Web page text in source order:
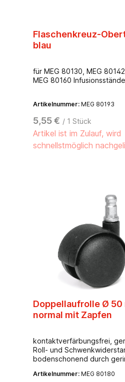
Flaschenkreuz-
blau
für MEG 80130, MEG
MEG 80160
Artikelnummer: MEG 80193
5,55 € / 1 Stück
Artikel ist im Zulauf, wird
schnellstmöglich
Doppellaufrolle Ø 50
normal mit Zapfen
kontaktverfärbungsfrei,
Roll- und
bodenschonend durch
und MEG 80160
Artikelnummer: MEG 80180